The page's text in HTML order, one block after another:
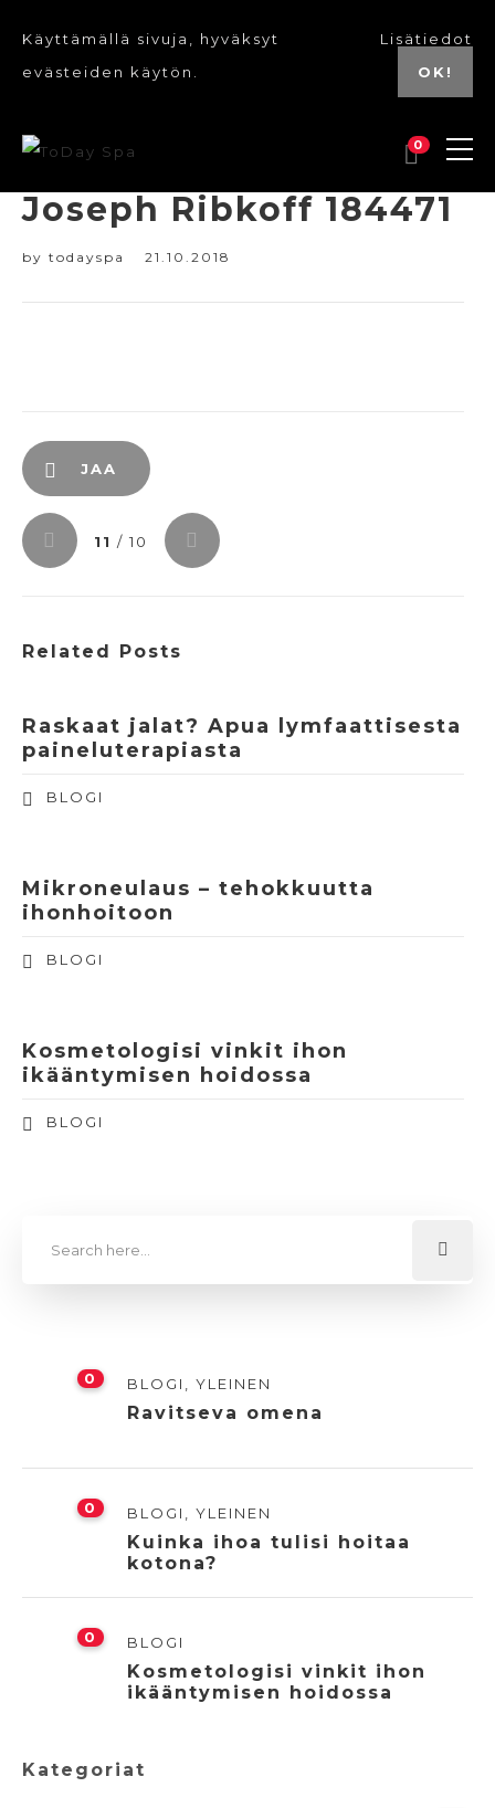
Käyttämällä sivuja, hyväksyt
evästeiden käytön.
Lisätiedot
OK!
0
Joseph Ribkoff 184471
by todayspa 21.10.2018
JAA
11 / 10
Related Posts
Raskaat jalat? Apua lymfaattisesta
paineluterapiasta
BLOGI
Mikroneulaus – tehokkuutta
ihonhoitoon
BLOGI
Kosmetologisi vinkit ihon
ikääntymisen hoidossa
BLOGI
0 BLOGI YLEINEN
Ravitseva omena
0 BLOGI YLEINEN
Kuinka ihoa tulisi hoitaa
kotona?
0 BLOGI
Kosmetologisi vinkit ihon
ikääntymisen hoidossa
Kategoriat